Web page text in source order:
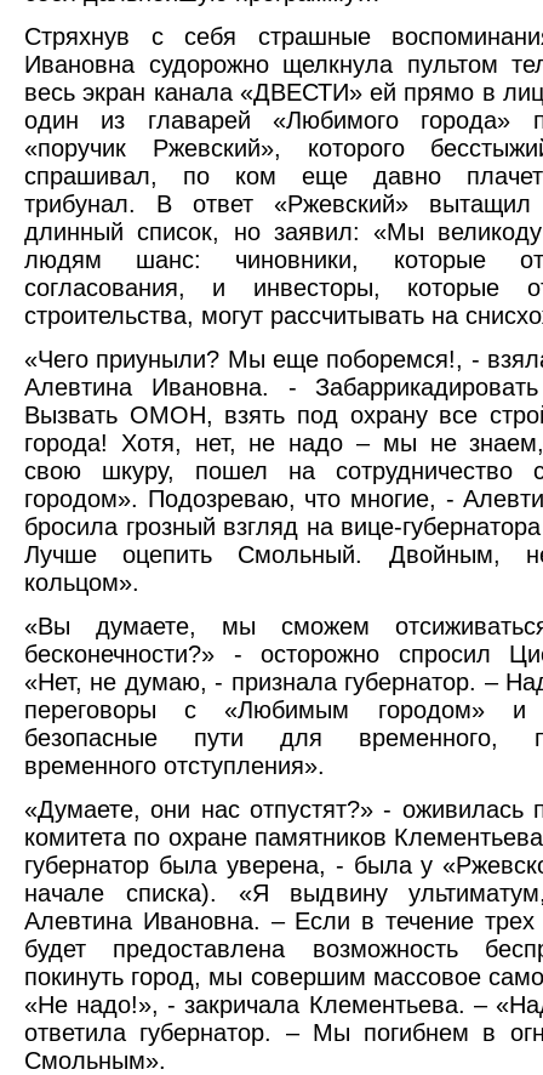
Стряхнув с себя страшные
Ивановна судорожно щелкнула пультом
весь экран канала «ДВЕСТИ» ей прямо в
один из главарей «Любимого города»
«поручик Ржевский», которого
спрашивал, по ком еще давно плачет
трибунал. В ответ «Ржевский»
длинный список, но заявил: «Мы
людям шанс: чиновники, которые
согласования, и инвесторы, которые
строительства, могут рассчитывать на
«Чего приуныли? Мы еще поборемся!, -
Алевтина Ивановна. -
Вызвать ОМОН, взять под охрану все
города! Хотя, нет, не надо – мы не
свою шкуру, пошел на сотрудничество
городом». Подозреваю, что многие, -
бросила грозный взгляд на вице-
Лучше оцепить Смольный. Двойным,
кольцом».
«Вы думаете, мы сможем
бесконечности?» - осторожно спросил
«Нет, не думаю, - признала губернатор. –
переговоры с «Любимым городом» и
безопасные пути для временного,
временного отступления».
«Думаете, они нас отпустят?» - оживилась
комитета по охране памятников
губернатор была уверена, - была у
начале списка). «Я выдвину
Алевтина Ивановна. – Если в течение
будет предоставлена возможность
покинуть город, мы совершим массовое
«Не надо!», - закричала Клементьева. –
ответила губернатор. – Мы погибнем в
Смольным».